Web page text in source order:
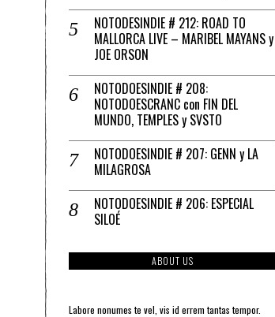
NOTODESINDIE # 212: ROAD TO
MALLORCA LIVE – MARIBEL MAYANS y
JOE ORSON
NOTODOESINDIE # 208:
NOTODOESCRANC con FIN DEL
MUNDO, TEMPLES y SVSTO
NOTODOESINDIE # 207: GENN y LA
MILAGROSA
NOTODOESINDIE # 206: ESPECIAL
SILOÉ
ABOUT US
Labore nonumes te vel, vis id errem tantas tempor.